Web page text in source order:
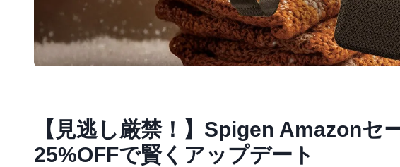
【見逃し厳禁！】Spigen Amazonセ
25%OFFで賢くアップデート